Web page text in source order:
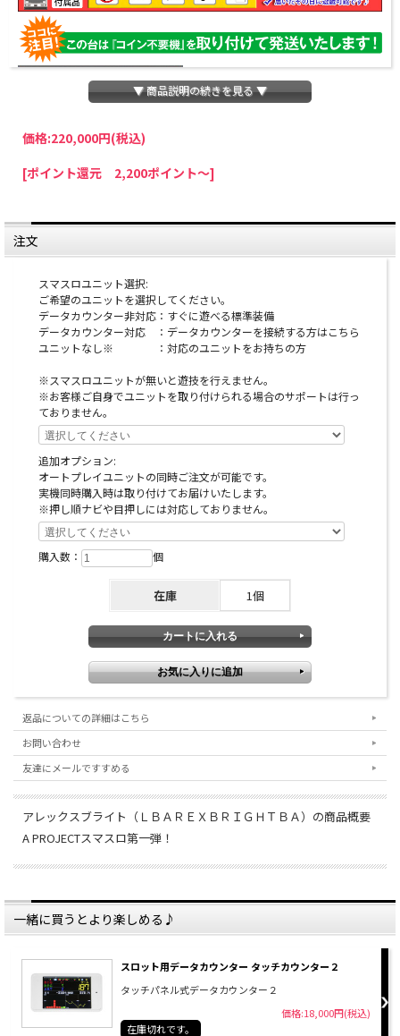
パチスロわっしょいでは、全ての台に「コイン不要機」を無料で取り付けて発送さ
せていただいております。コイン不要機をご利用になられますと、コインが必要な
ていただきましたら、ご注文価格より2000円引きいたします。
※在庫切れの台でも入荷している場合がありますので、電話かメールにてお問い合
わせ下さい。
オプションに関するご注意
※スマスロユニットとは：コイン不要機のように実機
▼ 商品説明の続きを見る ▼
価格:220,000円(税込)
[ポイント還元 2,200ポイント～]
注文
スマスロユニット選択:
ご希望のユニットを選択してください。
データカウンター非対応：すぐに遊べる標準装備
データカウンター対応 ：データカウンターを接続する方はこちら
ユニットなし※ ：対応のユニットをお持ちの方
※スマスロユニットが無いと遊技を行えません。
※お客様ご自身でユニットを取り付けられる場合のサポートは行っ
ておりません。
追加オプション:
オートプレイユニットの同時ご注文が可能です。
実機同時購入時は取り付けてお届けいたします。
※押し順ナビや目押しには対応しておりません。
購入数： 個
在庫 1個
返品についての詳細はこちら
お問い合わせ
友達にメールですすめる
アレックスブライト（ＬＢＡＲＥＸＢＲＩＧＨＴＢＡ）の商品概要
A PROJECTスマスロ第一弾！
一緒に買うとより楽しめる♪
スロット用データカウンター タッチカウンター２
タッチパネル式データカウンター２
価格:18,000円(税込)
在庫切れです。